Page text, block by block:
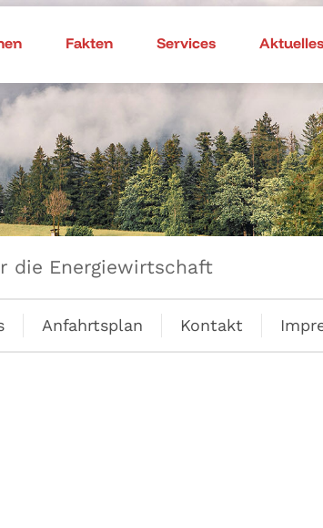
Fakten Services Aktuelles
die Energiewirtschaft
Anfahrtsplan Kontakt